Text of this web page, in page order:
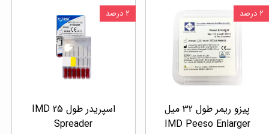
پیزو ریمر طول 32 میل
IMD Peeso Enlarger
۲ درصد
اسپریدر طول 25 IMD
Spreader
۲ درصد